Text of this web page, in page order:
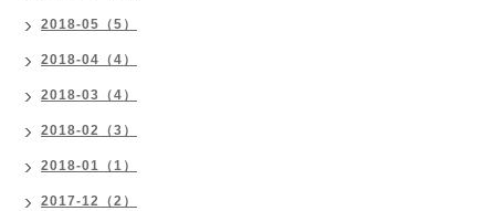
2018-05（5）
2018-04（4）
2018-03（4）
2018-02（3）
2018-01（1）
2017-12（2）